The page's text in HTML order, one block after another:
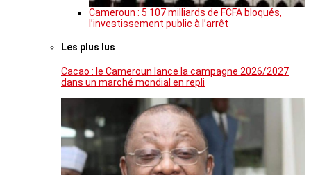
Cameroun : 5 107 milliards de FCFA bloqués,
l’investissement public à l’arrêt
Les plus lus
Cacao : le Cameroun lance la campagne 2026/2027
dans un marché mondial en repli